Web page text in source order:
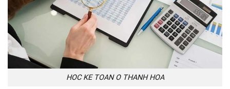
HOC KE TOAN O THANH HOA